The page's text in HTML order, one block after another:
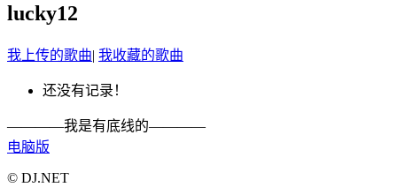
lucky12
我上传的歌曲| 我收藏的歌曲
还没有记录！
————我是有底线的————
电脑版
© DJ.NET